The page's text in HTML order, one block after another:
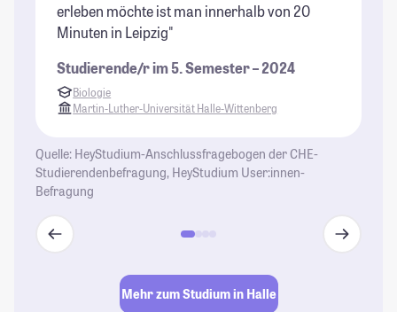
erleben möchte ist man innerhalb von 20
Minuten in Leipzig"
Studierende/r im 5. Semester – 2024
Biologie
Martin-Luther-Universität Halle-Wittenberg
Quelle: HeyStudium-Anschlussfragebogen der CHE-
Studierendenbefragung, HeyStudium User:innen-
Befragung
Mehr zum Studium in Halle